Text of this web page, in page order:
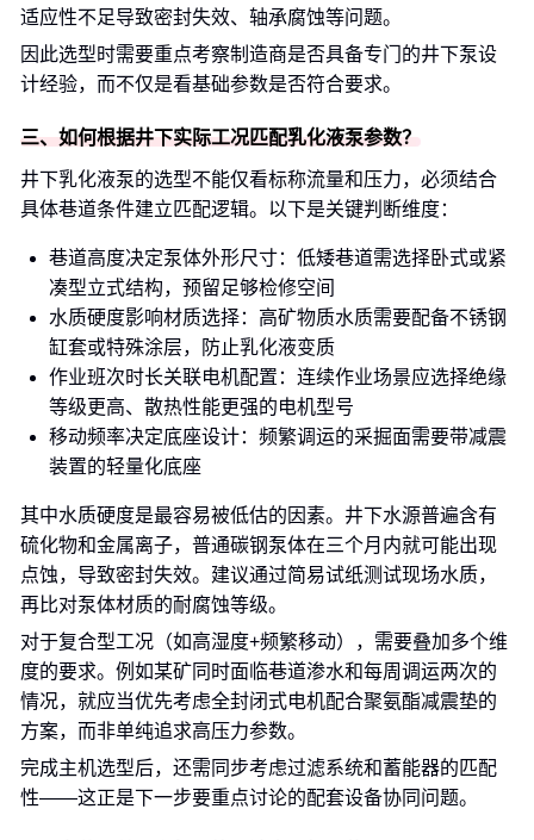
适应性不足导致密封失效、轴承腐蚀等问题。
因此选型时需要重点考察制造商是否具备专门的井下泵设
计经验，而不仅是看基础参数是否符合要求。
三、如何根据井下实际工况匹配乳化液泵参数？
井下乳化液泵的选型不能仅看标称流量和压力，必须结合
具体巷道条件建立匹配逻辑。以下是关键判断维度：
巷道高度决定泵体外形尺寸：低矮巷道需选择卧式或紧
凑型立式结构，预留足够检修空间
水质硬度影响材质选择：高矿物质水质需要配备不锈钢
缸套或特殊涂层，防止乳化液变质
作业班次时长关联电机配置：连续作业场景应选择绝缘
等级更高、散热性能更强的电机型号
移动频率决定底座设计：频繁调运的采掘面需要带减震
装置的轻量化底座
其中水质硬度是最容易被低估的因素。井下水源普遍含有
硫化物和金属离子，普通碳钢泵体在三个月内就可能出现
点蚀，导致密封失效。建议通过简易试纸测试现场水质，
再比对泵体材质的耐腐蚀等级。
对于复合型工况（如高湿度+频繁移动），需要叠加多个维
度的要求。例如某矿同时面临巷道渗水和每周调运两次的
情况，就应当优先考虑全封闭式电机配合聚氨酯减震垫的
方案，而非单纯追求高压力参数。
完成主机选型后，还需同步考虑过滤系统和蓄能器的匹配
性——这正是下一步要重点讨论的配套设备协同问题。